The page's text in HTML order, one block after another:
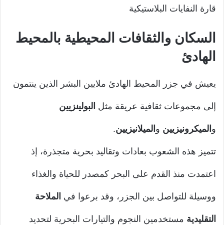
قارة النفايات البلاستيكية
السكان والثقافات المحيطية بالمحيط
الهادئ
يعيش في جزر المحيط الهادئ ملايين البشر الذين ينتمون
إلى مجموعات ثقافية عريقة مثل البولينزيين
و الميكرونيزيين و الميلانيزيين.
تتميز هذه الشعوب بعادات وتقاليد بحرية متجذرة، إذ
اعتمدت منذ القدم على البحر كمصدر للحياة والغذاء
ووسيلة للتواصل بين الجزر، وقد برعوا في الملاحة
التقليدية مستخدمين النجوم والتيارات البحرية لتحديد